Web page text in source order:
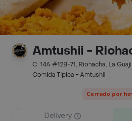
Amtushii -
Cl 14A #12B-71, Riohacha, La
Comida Típica - Amtushii
Cerrado por
Delivery